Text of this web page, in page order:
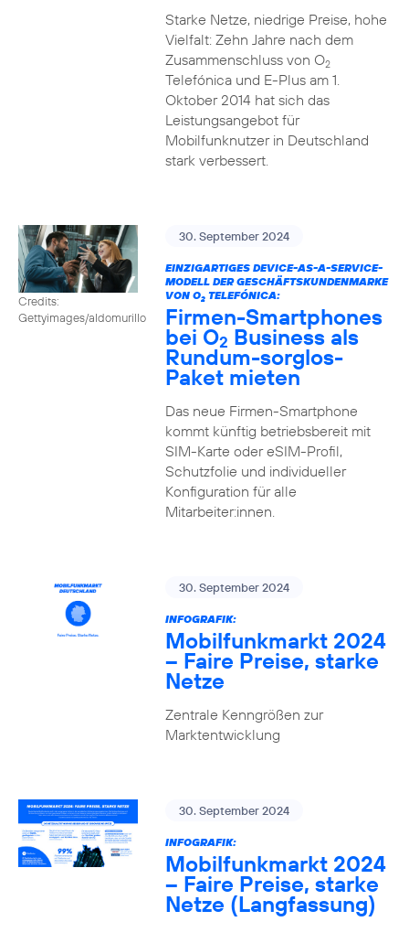
Starke Netze, niedrige Preise, hohe
Vielfalt: Zehn Jahre nach dem
Zusammenschluss von O2
Telefónica und E-Plus am 1.
Oktober 2014 hat sich das
Leistungsangebot für
Mobilfunknutzer in Deutschland
stark verbessert.
Credits:
Gettyimages/aldomurillo
30. September 2024
EINZIGARTIGES DEVICE-AS-A-SERVICE-
MODELL DER GESCHÄFTSKUNDENMARKE
VON O2TELEFÓNICA:
Firmen-Smartphones
bei O2 Business als
Rundum-sorglos-
Paket mieten
Das neue Firmen-Smartphone
kommt künftig betriebsbereit mit
SIM-Karte oder eSIM-Profil,
Schutzfolie und individueller
Konfiguration für alle
Mitarbeiter:innen.
30. September 2024
INFOGRAFIK:
Mobilfunkmarkt 2024
– Faire Preise, starke
Netze
Zentrale Kenngrößen zur
Marktentwicklung
30. September 2024
INFOGRAFIK:
Mobilfunkmarkt 2024
– Faire Preise, starke
Netze (Langfassung)